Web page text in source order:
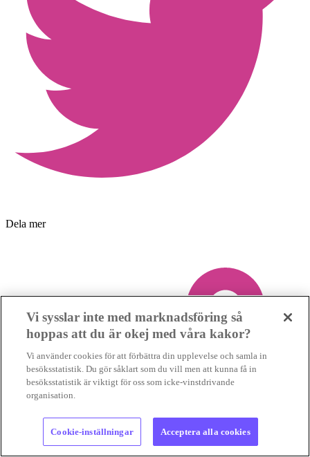
Dela mer
Vi sysslar inte med marknadsföring så
hoppas att du är okej med våra kakor?
Vi använder cookies för att förbättra din upplevelse och samla in
besöksstatistik. Du gör såklart som du vill men att kunna få in
besöksstatistik är viktigt för oss som icke-vinstdrivande
organisation.
Cookie-inställningar Acceptera alla cookies